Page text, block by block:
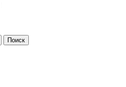
Поиск